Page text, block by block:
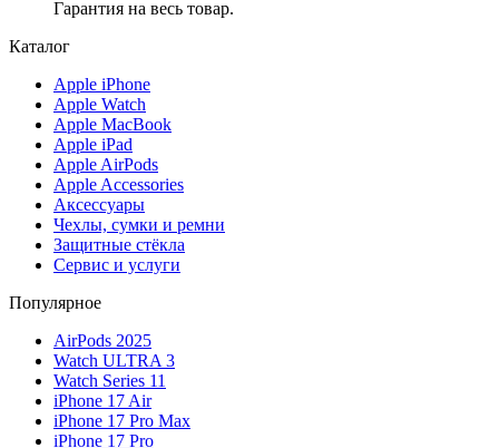
Гарантия на весь товар.
Каталог
Apple iPhone
Apple Watch
Apple MacBook
Apple iPad
Apple AirPods
Apple Accessories
Аксессуары
Чехлы, сумки и ремни
Защитные стёкла
Сервис и услуги
Популярное
AirPods 2025
Watch ULTRA 3
Watch Series 11
iPhone 17 Air
iPhone 17 Pro Max
iPhone 17 Pro